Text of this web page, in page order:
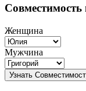
Совместимость
Женщина
Мужчина